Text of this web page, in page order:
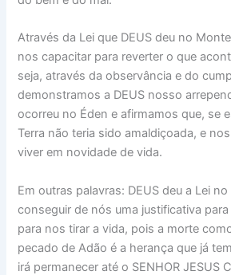
Através da Lei que DEUS deu no
nos capacitar para reverter o que
seja, através da observância e do
demonstramos a DEUS nosso
ocorreu no Éden e afirmamos que, se
Terra não teria sido amaldiçoada, e
viver em novidade de vida.
Em outras palavras: DEUS deu a Lei
conseguir de nós uma justificativa
para nos tirar a vida, pois a morte
pecado de Adão é a herança que já
irá permanecer até o SENHOR JESUS